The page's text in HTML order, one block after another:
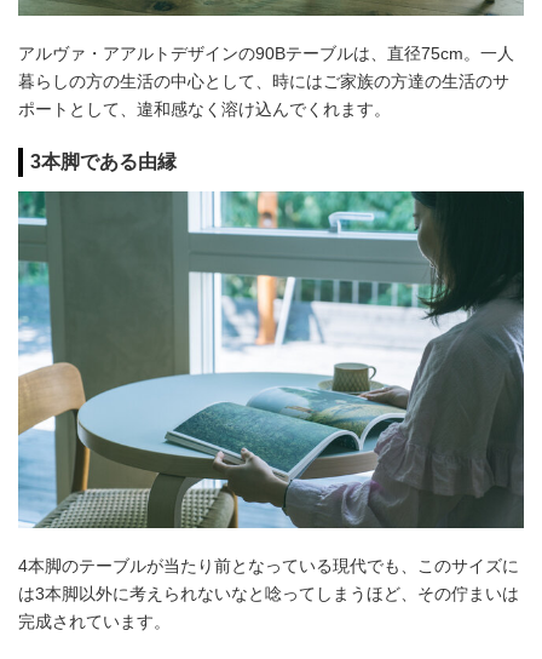
アルヴァ・アアルトデザインの90Bテーブルは、直径75cm。一人
暮らしの方の生活の中心として、時にはご家族の方達の生活のサ
ポートとして、違和感なく溶け込んでくれます。
3本脚である由縁
4本脚のテーブルが当たり前となっている現代でも、このサイズに
は3本脚以外に考えられないなと唸ってしまうほど、その佇まいは
完成されています。